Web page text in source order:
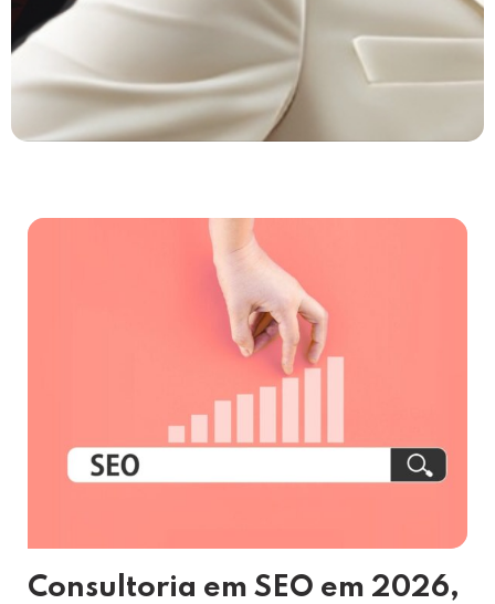
Consultoria em SEO em 2026,